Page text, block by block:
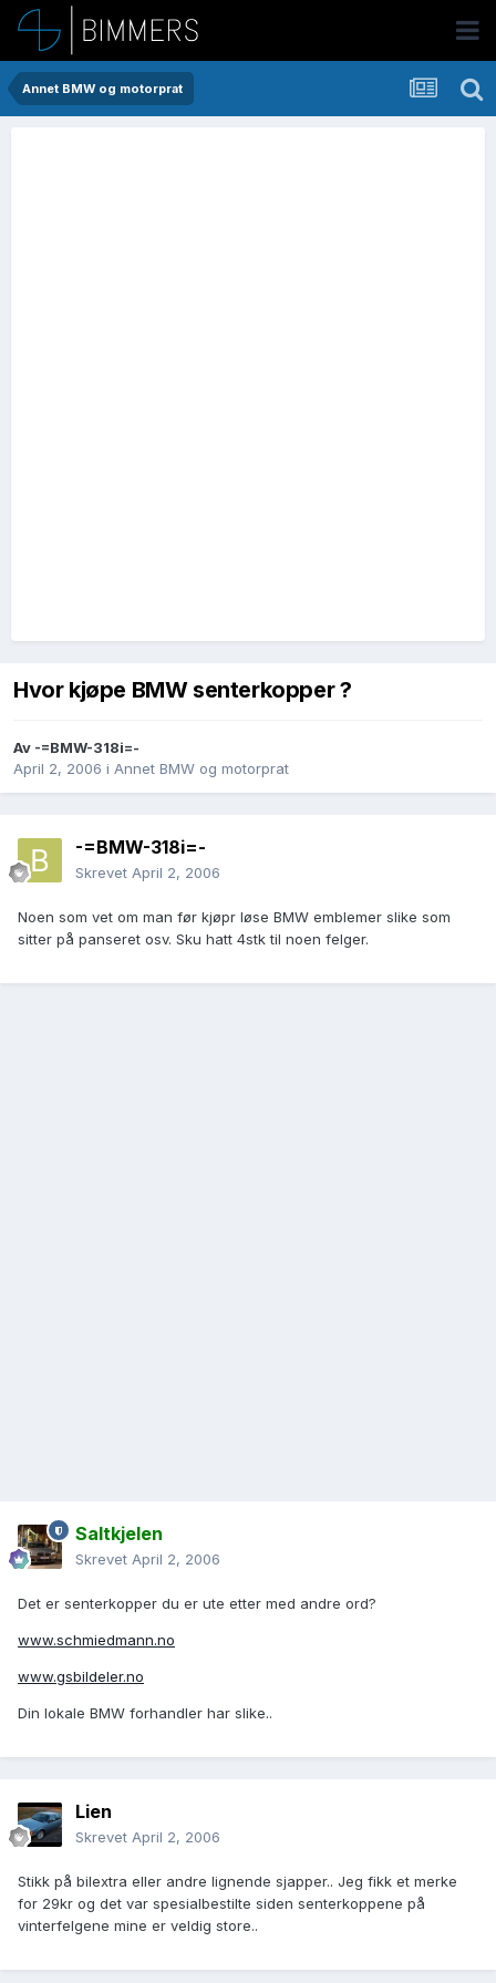
Annet BMW og motorprat
Hvor kjøpe BMW senterkopper ?
Av -=BMW-318i=-
April 2, 2006 i Annet BMW og motorprat
-=BMW-318i=-
Skrevet April 2, 2006
Noen som vet om man før kjøpr løse BMW emblemer slike som
sitter på panseret osv. Sku hatt 4stk til noen felger.
Saltkjelen
Skrevet April 2, 2006
Det er senterkopper du er ute etter med andre ord?
www.schmiedmann.no
www.gsbildeler.no
Din lokale BMW forhandler har slike..
Lien
Skrevet April 2, 2006
Stikk på bilextra eller andre lignende sjapper.. Jeg fikk et merke
for 29kr og det var spesialbestilte siden senterkoppene på
vinterfelgene mine er veldig store..